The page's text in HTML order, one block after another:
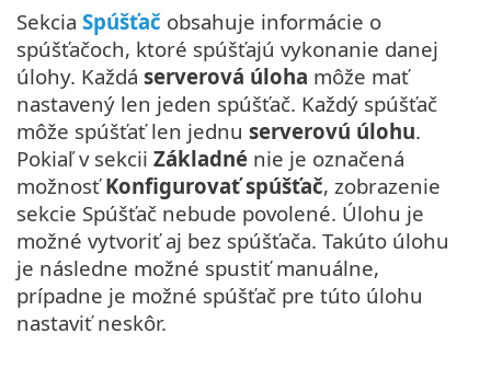
Sekcia Spúšťač obsahuje informácie o
spúšťačoch, ktoré spúšťajú vykonanie danej
úlohy. Každá serverová úloha môže mať
nastavený len jeden spúšťač. Každý spúšťač
môže spúšťať len jednu serverovú úlohu.
Pokiaľ v sekcii Základné nie je označená
možnosťKonfigurovať spúšťač, zobrazenie
sekcie Spúšťač nebude povolené. Úlohu je
možné vytvoriť aj bez spúšťača. Takúto úlohu
je následne možné spustiť manuálne,
prípadne je možné spúšťač pre túto úlohu
nastaviť neskôr.